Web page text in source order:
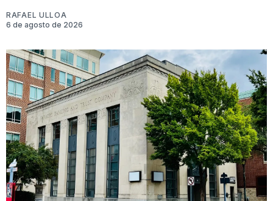
RAFAEL ULLOA
6 de agosto de 2026